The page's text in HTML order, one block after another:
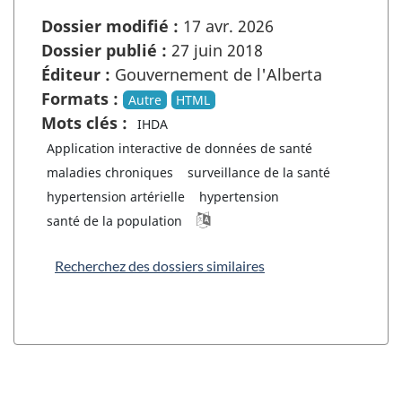
Dossier modifié : 17 avr. 2026
Dossier publié : 27 juin 2018
Éditeur : Gouvernement de l'Alberta
Formats :
Autre HTML
Mots clés :
IHDA
Application interactive de données de santé
maladies chroniques
surveillance de la santé
hypertension artérielle
hypertension
santé de la population
Recherchez des dossiers similaires